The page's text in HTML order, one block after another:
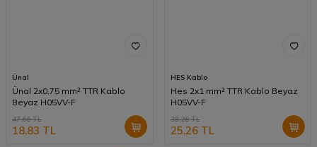
Ünal
Ünal 2x0,75 mm² TTR Kablo
Beyaz H05VV-F
47,66TL
18,83 TL
HES Kablo
Hes 2x1 mm² TTR Kablo Beyaz
H05VV-F
38,28TL
25,26TL